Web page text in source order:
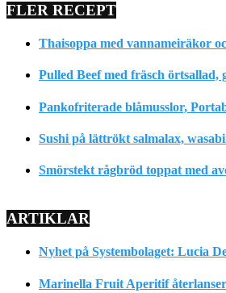
FLER RECEPT
Thaisoppa med vannameiräkor
Pulled Beef med fräsch
Pankofriterade blåmusslor,
Sushi på lättrökt salmalax,
Smörstekt rågbröd toppat med
ARTIKLAR
Nyhet på Systembolaget: Lucia
Marinella Fruit Aperitif